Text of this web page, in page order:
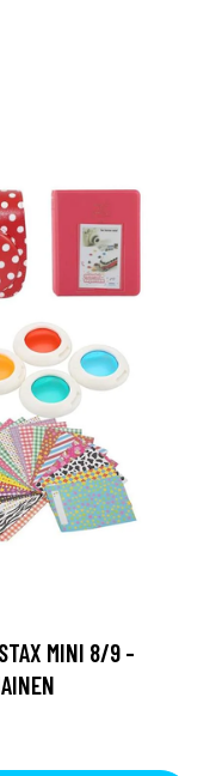
MINI 8/9 -